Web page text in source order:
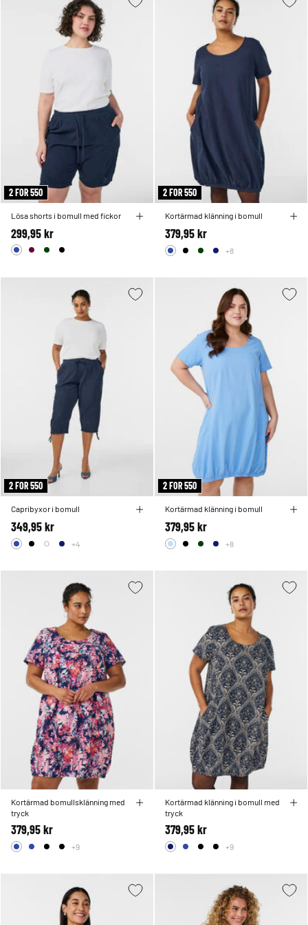
2 FOR 550
Lösa shorts i bomull med fickor
299,95 kr
2 FOR 550
Kortärmad klänning i bomull
379,95 kr
+8
2 FOR 550
Capribyxor i bomull
349,95 kr
+4
2 FOR 550
Kortärmad klänning i bomull
379,95 kr
+8
Kortärmad bomullsklänning med
tryck
379,95 kr
+9
Kortärmad klänning i bomull med
tryck
379,95 kr
+9